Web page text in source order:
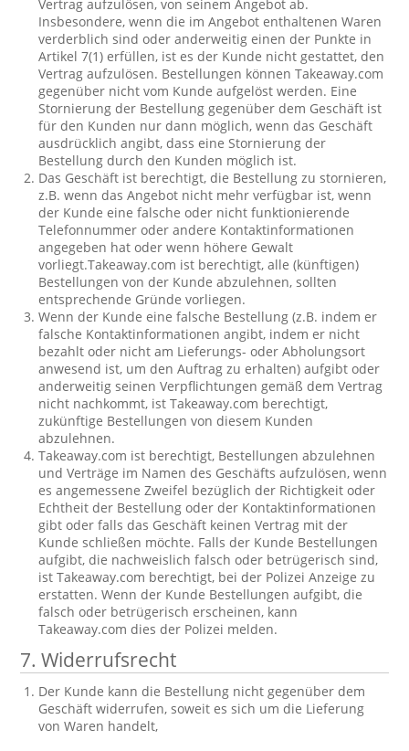
Vertrag aufzulösen, von seinem Angebot ab.
Insbesondere, wenn die im Angebot enthaltenen Waren
verderblich sind oder anderweitig einen der Punkte in
Artikel 7(1) erfüllen, ist es der Kunde nicht gestattet, den
Vertrag aufzulösen. Bestellungen können Takeaway.com
gegenüber nicht vom Kunde aufgelöst werden. Eine
Stornierung der Bestellung gegenüber dem Geschäft ist
für den Kunden nur dann möglich, wenn das Geschäft
ausdrücklich angibt, dass eine Stornierung der
Bestellung durch den Kunden möglich ist.
Das Geschäft ist berechtigt, die Bestellung zu stornieren,
z.B. wenn das Angebot nicht mehr verfügbar ist, wenn
der Kunde eine falsche oder nicht funktionierende
Telefonnummer oder andere Kontaktinformationen
angegeben hat oder wenn höhere Gewalt
vorliegt.Takeaway.com ist berechtigt, alle (künftigen)
Bestellungen von der Kunde abzulehnen, sollten
entsprechende Gründe vorliegen.
Wenn der Kunde eine falsche Bestellung (z.B. indem er
falsche Kontaktinformationen angibt, indem er nicht
bezahlt oder nicht am Lieferungs- oder Abholungsort
anwesend ist, um den Auftrag zu erhalten) aufgibt oder
anderweitig seinen Verpflichtungen gemäß dem Vertrag
nicht nachkommt, ist Takeaway.com berechtigt,
zukünftige Bestellungen von diesem Kunden
abzulehnen.
Takeaway.com ist berechtigt, Bestellungen abzulehnen
und Verträge im Namen des Geschäfts aufzulösen, wenn
es angemessene Zweifel bezüglich der Richtigkeit oder
Echtheit der Bestellung oder der Kontaktinformationen
gibt oder falls das Geschäft keinen Vertrag mit der
Kunde schließen möchte. Falls der Kunde Bestellungen
aufgibt, die nachweislich falsch oder betrügerisch sind,
ist Takeaway.com berechtigt, bei der Polizei Anzeige zu
erstatten. Wenn der Kunde Bestellungen aufgibt, die
falsch oder betrügerisch erscheinen, kann
Takeaway.com dies der Polizei melden.
7. Widerrufsrecht
Der Kunde kann die Bestellung nicht gegenüber dem
Geschäft widerrufen, soweit es sich um die Lieferung
von Waren handelt,